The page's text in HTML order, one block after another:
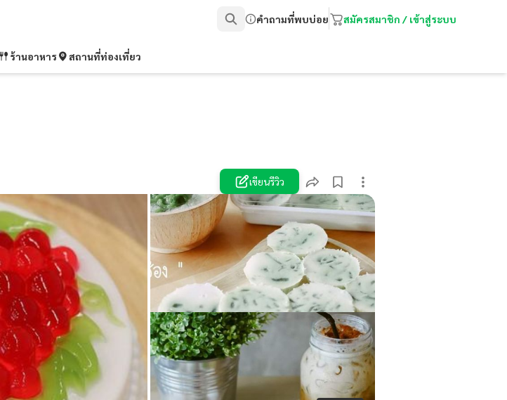
คำถามที่พบบ่อย สมัครสมาชิก / เข้าสู่ระบบ
ร้านอาหาร สถานที่ท่องเที่ยว
เขียนรีวิว